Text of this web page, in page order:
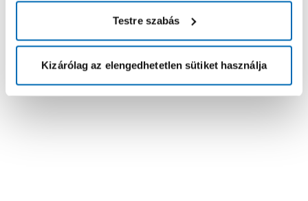
Testre szabás
Kizárólag az elengedhetetlen sütiket használja